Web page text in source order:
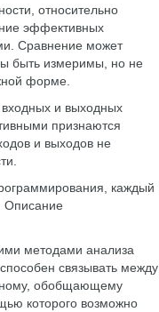
относительно
эффективных
Сравнение может
быть измеримы, но не
форме.
и выходных
признаются
и выходов не
каждый
Описание
методами анализа
связывать между
обобщающему
которого возможно